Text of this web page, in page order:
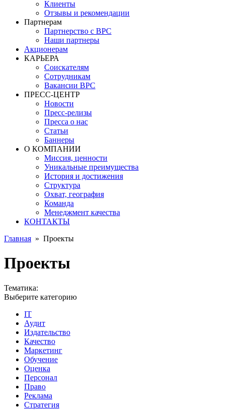
Клиенты
Отзывы и рекомендации
Партнерам
Партнерство с BPC
Наши партнеры
Акционерам
КАРЬЕРА
Соискателям
Сотрудникам
Вакансии BPC
ПРЕСС-ЦЕНТР
Новости
Пресс-релизы
Пресса о нас
Статьи
Баннеры
О КОМПАНИИ
Миссия, ценности
Уникальные преимущества
История и достижения
Структура
Охват, география
Команда
Менеджмент качества
КОНТАКТЫ
Главная » Проекты
Проекты
Тематика:
Выберите категорию
IT
Аудит
Издательство
Качество
Маркетинг
Обучение
Оценка
Персонал
Право
Реклама
Стратегия